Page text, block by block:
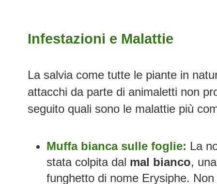
Infestazioni e Malattie
La salvia come tutte le piante in
attacchi da parte di animaletti non
seguito quali sono le malattie più
Muffa bianca sulle foglie: La
stata colpita dal mal bianco,
funghetto di nome Erysiphe.